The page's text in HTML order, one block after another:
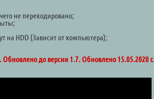
не перекодировано;
на HDD (Зависит от компьютера);
Обновлено до версии 1.7. Обновлено 15.05.2020 г.